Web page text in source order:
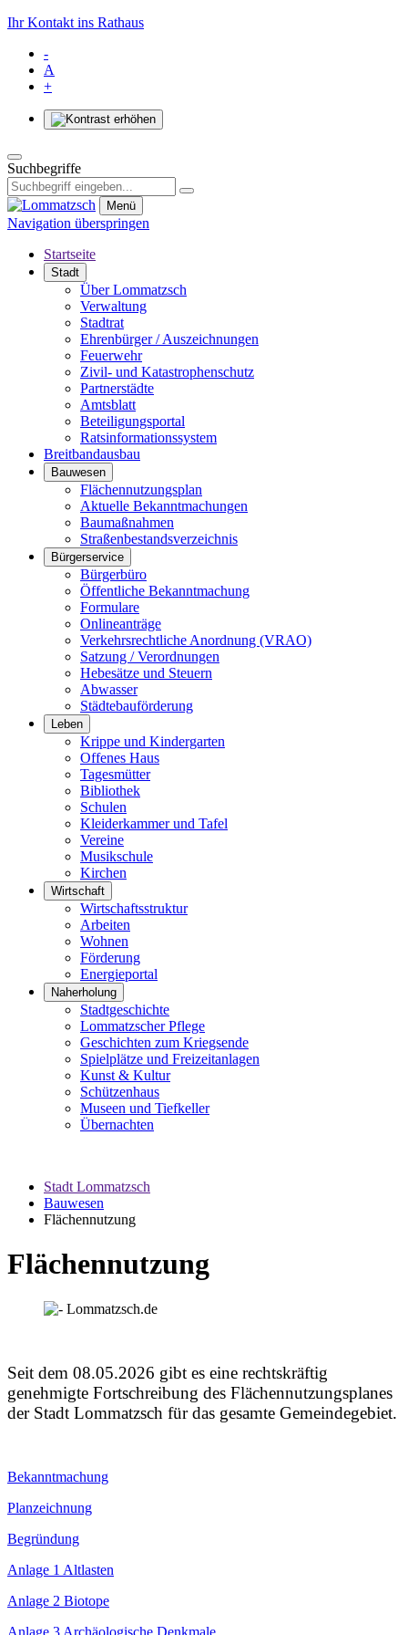
Ihr Kontakt ins Rathaus
-
A
+
Suchbegriffe
Menü
Navigation überspringen
Startseite
Stadt
Über Lommatzsch
Verwaltung
Stadtrat
Ehrenbürger / Auszeichnungen
Feuerwehr
Zivil- und Katastrophenschutz
Partnerstädte
Amtsblatt
Beteiligungsportal
Ratsinformationssystem
Breitbandausbau
Bauwesen
Flächennutzungsplan
Aktuelle Bekanntmachungen
Baumaßnahmen
Straßenbestandsverzeichnis
Bürgerservice
Bürgerbüro
Öffentliche Bekanntmachung
Formulare
Onlineanträge
Verkehrsrechtliche Anordnung (VRAO)
Satzung / Verordnungen
Hebesätze und Steuern
Abwasser
Städtebauförderung
Leben
Krippe und Kindergarten
Offenes Haus
Tagesmütter
Bibliothek
Schulen
Kleiderkammer und Tafel
Vereine
Musikschule
Kirchen
Wirtschaft
Wirtschaftsstruktur
Arbeiten
Wohnen
Förderung
Energieportal
Naherholung
Stadtgeschichte
Lommatzscher Pflege
Geschichten zum Kriegsende
Spielplätze und Freizeitanlagen
Kunst & Kultur
Schützenhaus
Museen und Tiefkeller
Übernachten
Stadt Lommatzsch
Bauwesen
Flächennutzung
Flächennutzung
Seit dem 08.05.2026 gibt es eine rechtskräftig
genehmigte Fortschreibung des Flächennutzungsplanes
der Stadt Lommatzsch für das gesamte Gemeindegebiet.
Bekanntmachung
Planzeichnung
Begründung
Anlage 1 Altlasten
Anlage 2 Biotope
Anlage 3 Archäologische Denkmale